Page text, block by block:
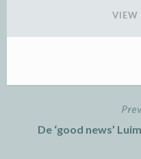
VIEW
De ‘good news’